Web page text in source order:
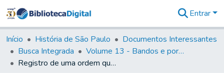
&
Coleções
Tudo na
Biblioteca
Entrar
Início História de São Paulo
Documentos Interessantes
Busca Integrada
Volume 13 - Bandos e portarias de Rodrigo Cesar de Menezes
Registro de uma ordem que se mandou ao provedor da Fazenda Real